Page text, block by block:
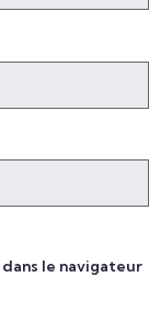
le navigateur